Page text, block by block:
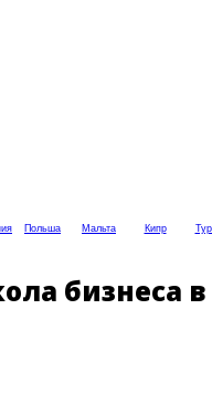
Польша Мальта Кипр
бизнеса в